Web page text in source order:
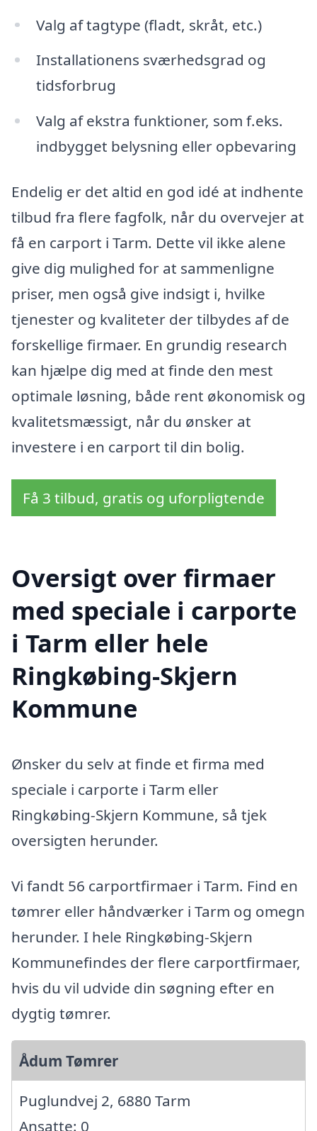
Valg af tagtype (fladt, skråt, etc.)
Installationens sværhedsgrad og
tidsforbrug
Valg af ekstra funktioner, som f.eks.
indbygget belysning eller opbevaring
Endelig er det altid en god idé at indhente
tilbud fra flere fagfolk, når du overvejer at
få en carport i Tarm. Dette vil ikke alene
give dig mulighed for at sammenligne
priser, men også give indsigt i, hvilke
tjenester og kvaliteter der tilbydes af de
forskellige firmaer. En grundig research
kan hjælpe dig med at finde den mest
optimale løsning, både rent økonomisk og
kvalitetsmæssigt, når du ønsker at
investere i en carport til din bolig.
Få 3 tilbud, gratis og uforpligtende
Oversigt over firmaer
med speciale i carporte
i Tarm eller hele
Ringkøbing-Skjern
Kommune
Ønsker du selv at finde et firma med
speciale i carporte i Tarm eller
Ringkøbing-Skjern Kommune, så tjek
oversigten herunder.
Vi fandt 56 carportfirmaer i Tarm. Find en
tømrer eller håndværker i Tarm og omegn
herunder. I hele Ringkøbing-Skjern
Kommunefindes der flere carportfirmaer,
hvis du vil udvide din søgning efter en
dygtig tømrer.
Ådum Tømrer
Puglundvej 2, 6880 Tarm
Ansatte: 0